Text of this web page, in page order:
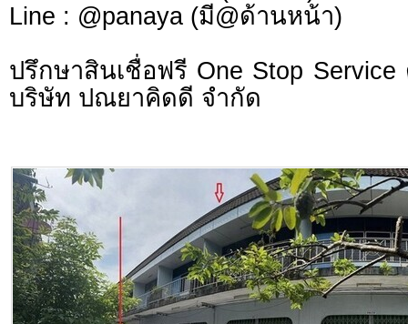
Line : @panaya (มี@ด้านหน้า)
ปรึกษาสินเชื่อฟรี One Stop
บริษัท ปณยาคิดดี จำกัด